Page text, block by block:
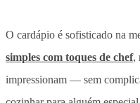
O cardápio é sofisticado na
simples com toques de chef,
impressionam — sem